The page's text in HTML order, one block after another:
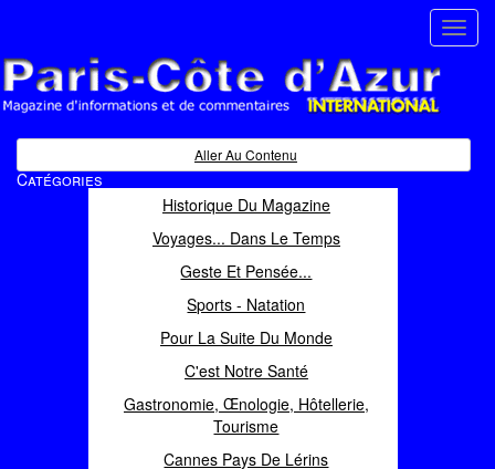
Magazine d'informations et de commentaires
Aller Au Contenu
Catégories
Historique Du Magazine
Voyages... Dans Le Temps
Geste Et Pensée...
Sports - Natation
Pour La Suite Du Monde
C'est Notre Santé
Gastronomie, Œnologie, Hôtellerie,
Tourisme
Cannes Pays De Lérins